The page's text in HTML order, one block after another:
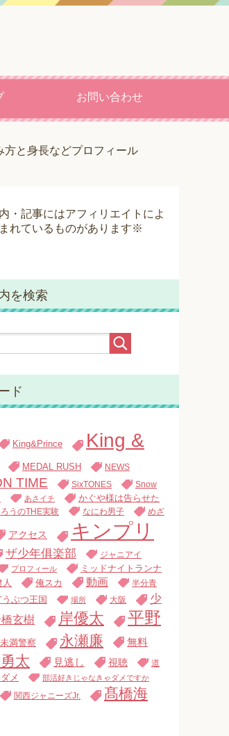
お問い合わせ
方と身長などプロフィール
・記事にはアフィリエイトによ
れているものがあります※
を検索
ド
King&Prince
King &
MEDAL RUSH NEWS
TIME SixTONES
Snow
あさイチ
かぐや様は告らせた
うのTHE実験 なにわ男子 めざ
アクセス キンプリ
ザ少年俱楽部 ジャニアイ
プロフィール
ミッドナイトランナ
人 俺スカ 動画
半分青
ぶつ王国 場所 大阪
少
玄樹 岸優太
平野
未満警察 永瀬廉 無料
太 見逃し 視聴
道
メ 部活好きじゃなきゃダメですか
関西ジャニーズJr.
髙橋海